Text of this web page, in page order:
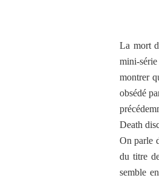
La mort
mini-
montrer
obsédé
Death
On parle
du titre
semble